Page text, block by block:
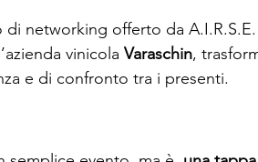
di networking offerto da A.I.R.S.E.
vinicola Varaschin,
e di confronto tra i presenti.